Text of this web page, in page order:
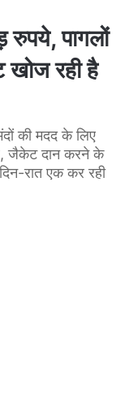
रुपये, पागलों
रही है
की मदद के लिए
जैकेट दान करने के
रात एक कर रही